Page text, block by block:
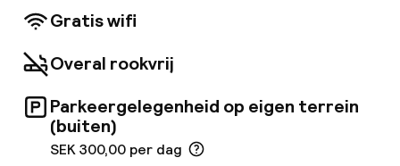
hosten van elk soort evenement. De gezellige
tinten om een charmante sfeer te creëren
waarin je helemaal tot rust kunt komen.
Gratis wifi
Overal rookvrij
Parkeergelegenheid op eigen terrein
(buiten)
SEK 300,00 per dag